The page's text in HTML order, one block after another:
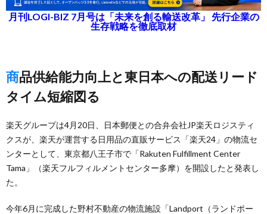
月刊LOGI-BIZ 7月号は「未来を創る輸送改革」 先行企業の
生存戦略を徹底取材
商品供給能力向上と東日本への配送リード
タイム短縮図る
楽天グループは4月20日、日本郵便との合弁会社JP楽天ロジスティ
クスが、楽天が運営する日用品の直販サービス「楽天24」の物流セ
ンターとして、東京都八王子市で「Rakuten Fulfillment Center
Tama」（楽天フルフィルメントセンター多摩）を開設したと発表し
た。
今年6月に完成した野村不動産の物流施設「Landport（ランドポー